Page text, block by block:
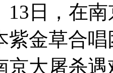
强烈
日，在南
紫金草合
京大屠杀